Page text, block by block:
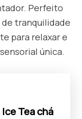
Perfeito
tranquilidade
para relaxar e
única.
Tea chá